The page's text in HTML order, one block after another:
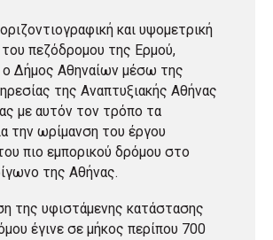
και υψομετρική
πεζόδρομου της Ερμού,
Δήμος Αθηναίων μέσω της
της Αναπτυξιακής Αθήνας
με αυτόν τον τρόπο τα
την ωρίμανση του έργου
πιο εμπορικού δρόμου στο
της Αθήνας.
της υφιστάμενης κατάστασης
έγινε σε μήκος περίπου 700